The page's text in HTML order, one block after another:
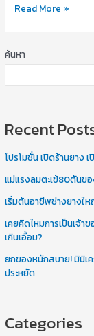
ค้นหา
Recent
โปรโมชั่น เปิดร้านยาง
แม่แรงลมตะเข้80ตันขอ
เริ่มต้นอาชีพช่างยางใ
เคยคิดไหมการเป็นเจ้า
เกินเอื้อม?
ยกของหนักสบาย! มินิเ
ประหยัด
Categories
เปิด
ยาง
ด้วย
นี้
Read More »